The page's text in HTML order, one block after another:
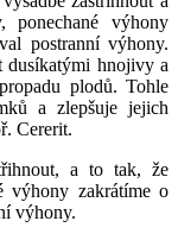
ponechané výhony
postranní výhony.
dusíkatými hnojivy a
plodů. Tohle
a zlepšuje jejich
Cererit.
a to tak, že
výhony zakrátíme o
výhony.